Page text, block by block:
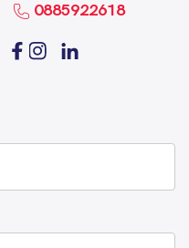
0885922618